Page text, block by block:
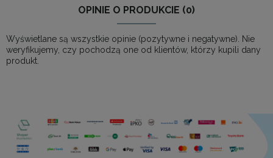
OPINIE O PRODUKCIE (0)
Wyświetlane są wszystkie opinie (pozytywne i negatywne). Nie
weryfikujemy, czy pochodzą one od klientów, którzy kupili dany
produkt.